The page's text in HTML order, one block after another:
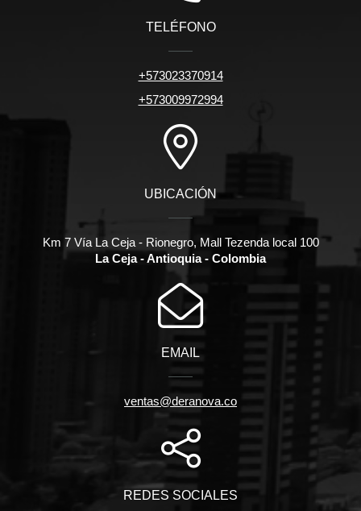
TELÉFONO
+573023370914
+573009972994
UBICACIÓN
Km 7 Vía La Ceja - Rionegro, Mall Tezenda local 100
La Ceja - Antioquia - Colombia
EMAIL
ventas@deranova.co
REDES SOCIALES